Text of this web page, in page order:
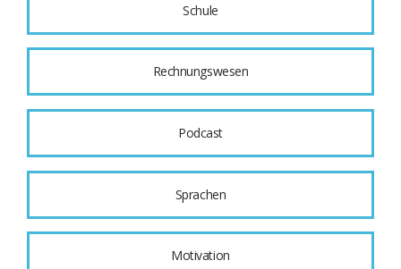
Schule
Rechnungswesen
Podcast
Sprachen
Motivation